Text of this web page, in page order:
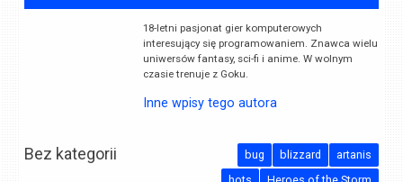
18-letni pasjonat gier komputerowych
interesujący się programowaniem. Znawca wielu
uniwersów fantasy, sci-fi i anime. W wolnym
czasie trenuje z Goku.
Inne wpisy tego autora
Bez kategorii artanis
blizzard
bug